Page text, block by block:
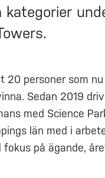
20 personer som
Sedan 2019
med Science
län med i
på ägande,